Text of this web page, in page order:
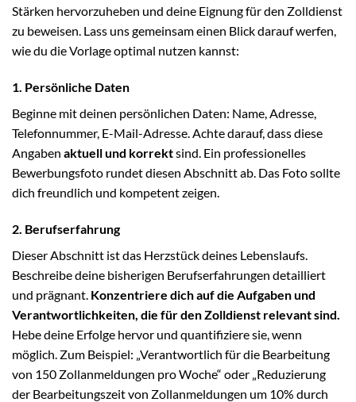
Stärken hervorzuheben und deine Eignung für den Zolldienst
zu beweisen. Lass uns gemeinsam einen Blick darauf werfen,
wie du die Vorlage optimal nutzen kannst:
1. Persönliche Daten
Beginne mit deinen persönlichen Daten: Name, Adresse,
Telefonnummer, E-Mail-Adresse. Achte darauf, dass diese
Angaben aktuell und korrektsind. Ein professionelles
Bewerbungsfoto rundet diesen Abschnitt ab. Das Foto sollte
dich freundlich und kompetent zeigen.
2. Berufserfahrung
Dieser Abschnitt ist das Herzstück deines Lebenslaufs.
Beschreibe deine bisherigen Berufserfahrungen detailliert
und prägnant. Konzentriere dich auf die Aufgaben und
Verantwortlichkeiten, die für den Zolldienst relevant sind.
Hebe deine Erfolge hervor und quantifiziere sie, wenn
möglich. Zum Beispiel: „Verantwortlich für die Bearbeitung
von 150 Zollanmeldungen pro Woche“ oder „Reduzierung
der Bearbeitungszeit von Zollanmeldungen um 10% durch